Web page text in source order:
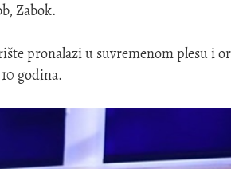
Zabok.
pronalazi u suvremenom plesu i
godina.